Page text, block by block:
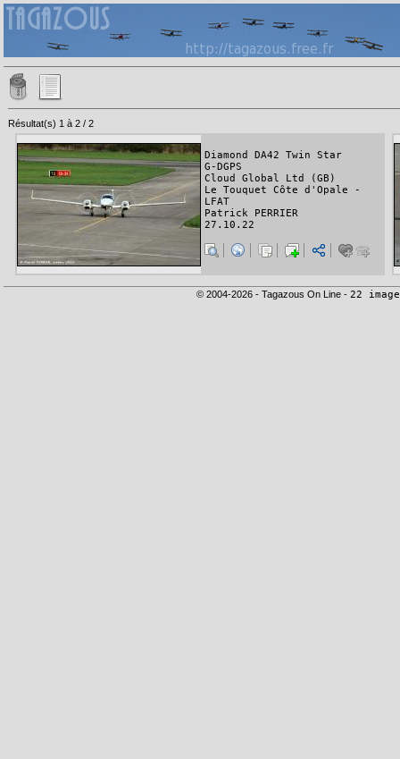
Résultat(s) 1 à 2 / 2
Diamond DA42 Twin Star
G-DGPS
Cloud Global Ltd (GB)
Le Touquet Côte d'Opale -
LFAT
Patrick PERRIER
27.10.22
© 2004-2026 - Tagazous On Line - 22